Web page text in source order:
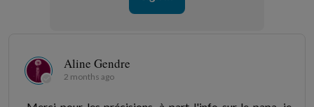
Aline Gendre
2 months ago